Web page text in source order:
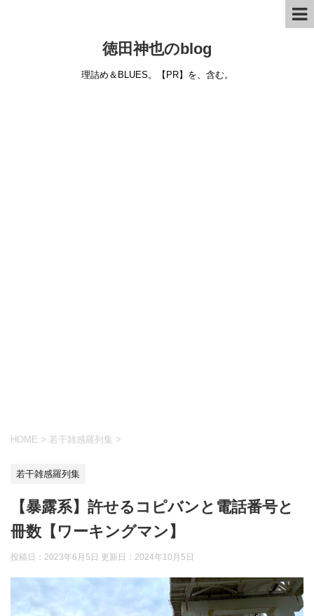
徳田神也のblog
理詰め＆BLUES。【PR】を、含む。
HOME > 若干雑感羅列集 >
若干雑感羅列集
【暴露系】許せるコピバンと電話番号と
冊数【ワーキングマン】
投稿日：2023年6月5日 更新日： 2024年10月5日